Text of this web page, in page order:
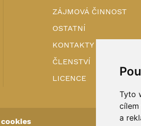
Tyto
a
ZÁJMOVÁ ČINNOST
OSTATNÍ
KONTAKTY
ČLENSTVÍ
LICENCE